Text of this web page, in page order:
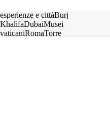
esperienze e cittàBurj
KhalifaDubaiMusei
vaticaniRomaTorre